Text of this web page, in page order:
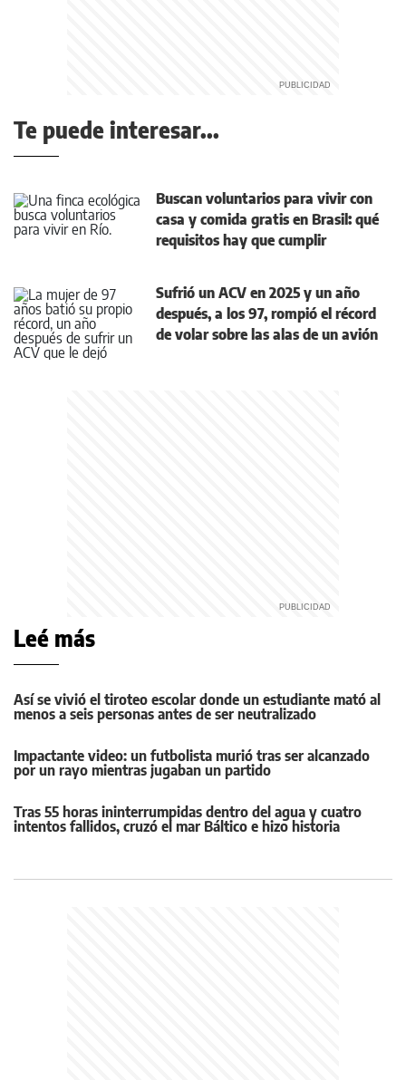
Te puede interesar...
Buscan voluntarios para vivir con
casa y comida gratis en Brasil: qué
requisitos hay que cumplir
Sufrió un ACV en 2025 y un año
después, a los 97, rompió el récord
de volar sobre las alas de un avión
Leé más
Así se vivió el tiroteo escolar donde un estudiante mató al
menos a seis personas antes de ser neutralizado
Impactante video: un futbolista murió tras ser alcanzado
por un rayo mientras jugaban un partido
Tras 55 horas ininterrumpidas dentro del agua y cuatro
intentos fallidos, cruzó el mar Báltico e hizo historia